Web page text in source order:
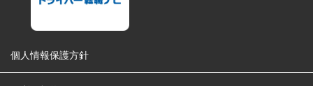
個人情報保護方針